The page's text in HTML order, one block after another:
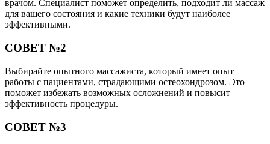
врачом. Специалист поможет определить, подходит ли массаж
для вашего состояния и какие техники будут наиболее
эффективными.
СОВЕТ №2
Выбирайте опытного массажиста, который имеет опыт
работы с пациентами, страдающими остеохондрозом. Это
поможет избежать возможных осложнений и повысит
эффективность процедуры.
СОВЕТ №3